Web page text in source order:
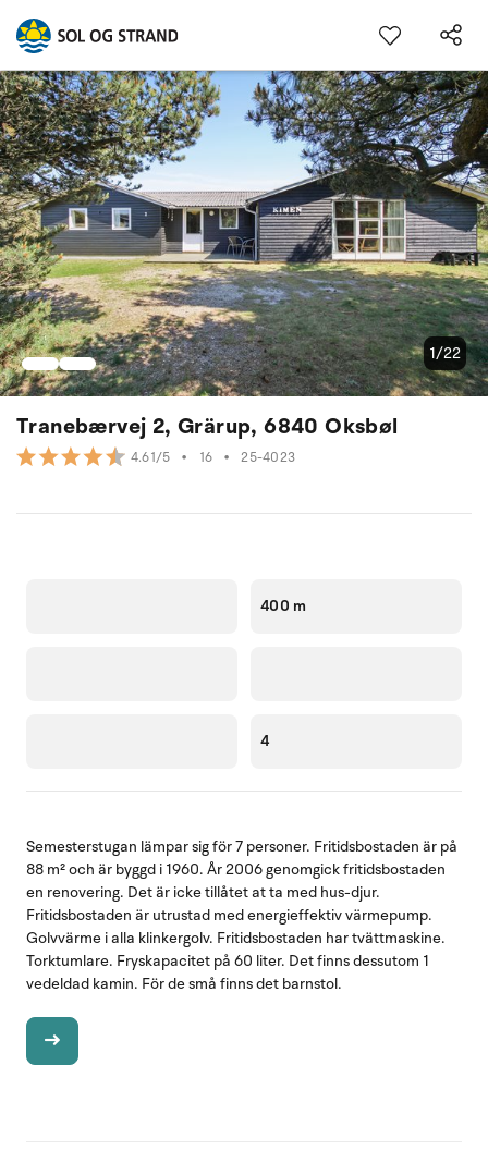
Tranebærvej 2, Grärup, 6840 Oksbøl
4.61/5 • 16 • 25-4023
1/22
400 m
4
Semesterstugan lämpar sig för 7 personer. Fritidsbostaden är på
88 m² och är byggd i 1960. År 2006 genomgick fritidsbostaden
en renovering. Det är icke tillåtet at ta med hus-djur.
Fritidsbostaden är utrustad med energieffektiv värmepump.
Golvvärme i alla klinkergolv. Fritidsbostaden har tvättmaskine.
Torktumlare. Fryskapacitet på 60 liter. Det finns dessutom 1
vedeldad kamin. För de små finns det barnstol.